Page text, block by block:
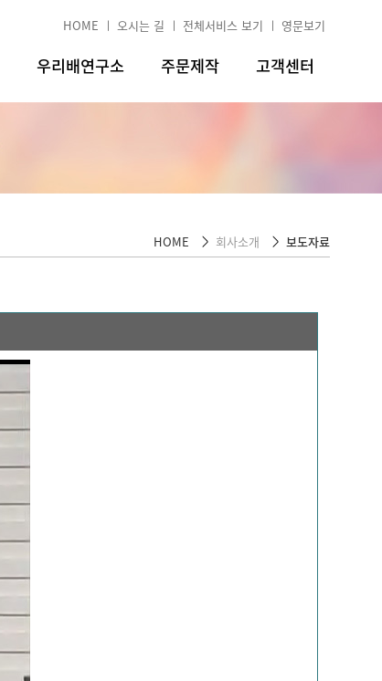
HOME 오시는 길 전체서비스 보기 영문보기
우리배연구소 주문제작 고객센터
HOME 회사소개 보도자료